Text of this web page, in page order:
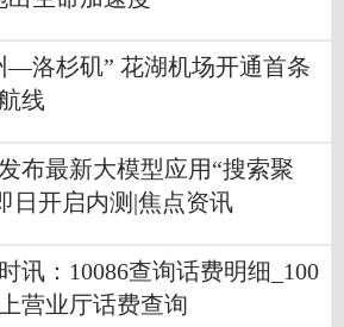
—洛杉矶” 花湖机场开通首条
线
布最新大模型应用“搜索聚
日开启内测|焦点资讯
讯：10086查询话费明细_100
营业厅话费查询